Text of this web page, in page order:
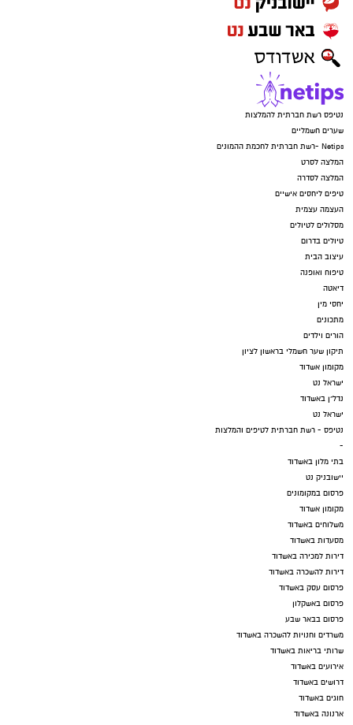
נטיפס רשת חברתית להמלצות
שערים חשמליים
Netips -רשת חברתית לחכמת ההמונים
המלצה לסרט
המלצה לסדרה
טיפים ליחסים אישיים
העצמה עצמית
מסלולים לטיולים
טיולים בדרום
עיצוב הבית
טיפוח ואופנה
דיאטה
יחסי מין
מתכונים
הורים וילדים
תיקון שער חשמלי בראשון לציון
מקומון אשדוד
ישראל נט
נדל"ן באשדוד
ישראל נט
נטיפס - רשת חברתית לטיפים והמלצות
-
בתי מלון באשדוד
יישובניק נט
פרסום במקומונים
מקומון אשדוד
משלוחים באשדוד
מסעדות באשדוד
דירות למכירה באשדוד
דירות להשכרה באשדוד
פרסום עסק באשדוד
פרסום באשקלון
פרסום בבאר שבע
משרדים וחנויות להשכרה באשדוד
שרותי בריאות באשדוד
אירועים באשדוד
דרושים באשדוד
חוגים באשדוד
ארנונה באשדוד